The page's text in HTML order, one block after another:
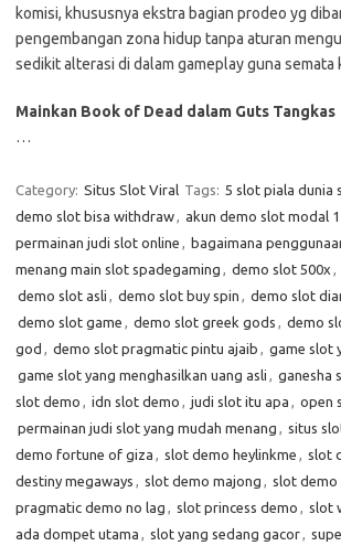
komisi, khususnya ekstra bagian prodeo yg
pengembangan zona hidup tanpa aturan
sedikit alterasi di dalam gameplay guna semata
Mainkan Book of Dead dalam Guts Tangkas
…
Category: Situs Slot Viral Tags: 5 slot piala dunia
demo slot bisa withdraw, akun demo slot modal
permainan judi slot online , bagaimana
menang main slot spadegaming , demo slot 500x ,
demo slot asli , demo slot buy spin , demo slot
demo slot game , demo slot greek gods , demo
god , demo slot pragmatic pintu ajaib , game slot
game slot yang menghasilkan uang asli , ganesha
slot demo , idn slot demo , judi slot itu apa , open
permainan judi slot yang mudah menang , situs
demo fortune of giza , slot demo heylinkme , slot
destiny megaways , slot demo majong , slot demo
pragmatic demo no lag , slot princess demo , slot
ada dompet utama , slot yang sedang gacor,